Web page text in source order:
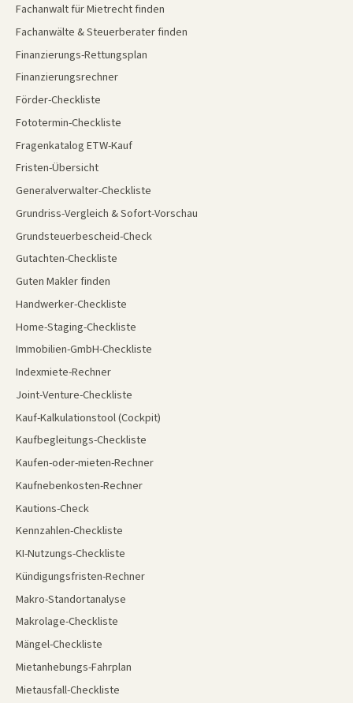
Fachanwalt für Mietrecht finden
Fachanwälte & Steuerberater finden
Finanzierungs-Rettungsplan
Finanzierungsrechner
Förder-Checkliste
Fototermin-Checkliste
Fragenkatalog ETW-Kauf
Fristen-Übersicht
Generalverwalter-Checkliste
Grundriss-Vergleich & Sofort-Vorschau
Grundsteuerbescheid-Check
Gutachten-Checkliste
Guten Makler finden
Handwerker-Checkliste
Home-Staging-Checkliste
Immobilien-GmbH-Checkliste
Indexmiete-Rechner
Joint-Venture-Checkliste
Kauf-Kalkulationstool (Cockpit)
Kaufbegleitungs-Checkliste
Kaufen-oder-mieten-Rechner
Kaufnebenkosten-Rechner
Kautions-Check
Kennzahlen-Checkliste
KI-Nutzungs-Checkliste
Kündigungsfristen-Rechner
Makro-Standortanalyse
Makrolage-Checkliste
Mängel-Checkliste
Mietanhebungs-Fahrplan
Mietausfall-Checkliste